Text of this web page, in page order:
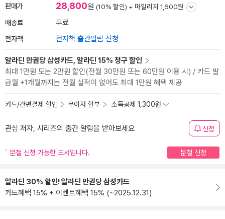
판매가 28,800원 (10% 할인) + 마일리지 1,600원
배송료 무료
전자책 전자책 출간알림 신청
알라딘 만권당 삼성카드, 알라딘 15% 청구 할인
최대 1만원 또는 2만원 할인(전월 30만원 또는 60만원 이용 시) / 카드 발
급월 +1개월까지는 전월 실적이 없어도 최대 1만원 혜택 제공
카드/간편결제 할인 무이자 할부 소득공제 1,300원
관심 저자, 시리즈의 출간 알림을 받아보세요 신청
분철 신청 가능한 도서입니다. 분철 신청
알라딘 30% 할인! 알라딘 만권당 삼성카드
카드혜택 15% + 이벤트혜택 15% (~2025.12.31)